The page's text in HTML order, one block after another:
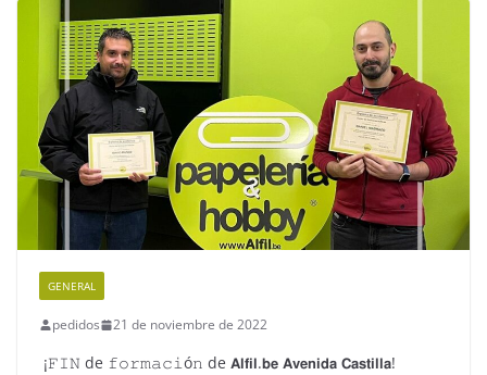
GENERAL
pedidos 21 de noviembre de 2022
¡𝙵𝙸𝙽 de 𝚏𝚘𝚛𝚖𝚊𝚌𝚒ó𝚗 de 𝗔𝗹𝗳𝗶𝗹.𝗯𝗲 𝗔𝘃𝗲𝗻𝗶𝗱𝗮 𝗖𝗮𝘀𝘁𝗶𝗹𝗹𝗮!